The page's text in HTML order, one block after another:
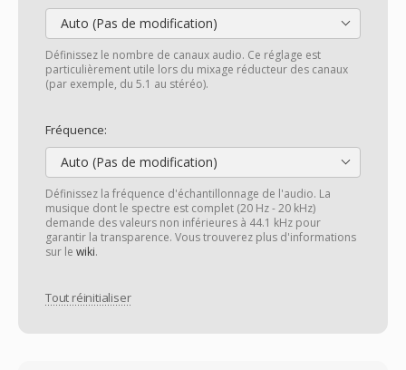
Auto (Pas de modification)
Définissez le nombre de canaux audio. Ce réglage est
particulièrement utile lors du mixage réducteur des canaux
(par exemple, du 5.1 au stéréo).
Fréquence:
Auto (Pas de modification)
Définissez la fréquence d'échantillonnage de l'audio. La
musique dont le spectre est complet (20 Hz - 20 kHz)
demande des valeurs non inférieures à 44.1 kHz pour
garantir la transparence. Vous trouverez plus d'informations
sur le wiki.
Tout réinitialiser